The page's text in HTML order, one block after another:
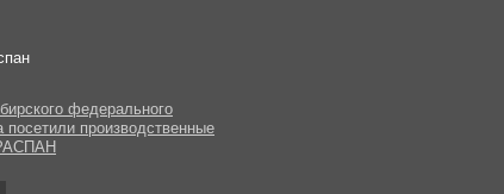
федерального
посетили производственные